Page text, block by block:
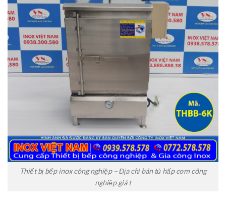
Thiết bị bếp inox công nghiệp – Địa chỉ bán tủ hấp cơm công
nghiệp giá t